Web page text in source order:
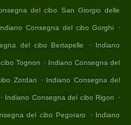
del cibo San Giorgio delle
Consegna del cibo Gorghi .
del cibo Bertapelle . Indiano
Tognon . Indiano Consegna del
Zordan . Indiano Consegna del
. Indiano Consegna del cibo Rigon .
del cibo Pegoraro . Indiano